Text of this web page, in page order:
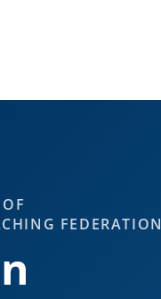
FEDERATION